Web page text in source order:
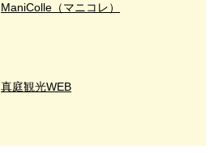
ManiColle（マニコレ）
真庭観光WEB